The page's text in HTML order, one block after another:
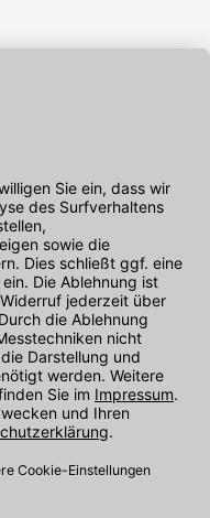
von 08:00 - 17:00
151für Sie erreichbar.
nutzen.
finden Sie